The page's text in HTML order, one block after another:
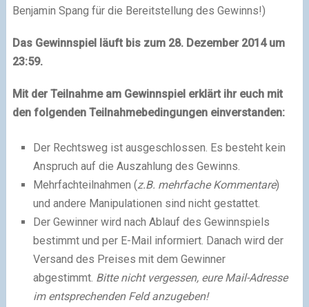
Benjamin Spang für die Bereitstellung des Gewinns!)
Das Gewinnspiel läuft bis zum 28. Dezember 2014 um
23:59.
Mit der Teilnahme am Gewinnspiel erklärt ihr euch mit
den folgenden Teilnahmebedingungen einverstanden:
Der Rechtsweg ist ausgeschlossen. Es besteht kein
Anspruch auf die Auszahlung des Gewinns.
Mehrfachteilnahmen (z.B. mehrfache Kommentare)
und andere Manipulationen sind nicht gestattet.
Der Gewinner wird nach Ablauf des Gewinnspiels
bestimmt und per E-Mail informiert. Danach wird der
Versand des Preises mit dem Gewinner
abgestimmt. Bitte nicht vergessen, eure Mail-Adresse
im entsprechenden Feld anzugeben!